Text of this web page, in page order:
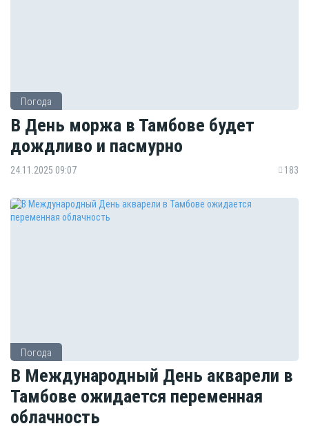
Погода
В День моржа в Тамбове будет
дождливо и пасмурно
24.11.2025 09:07 183
Погода
В Международный День акварели в
Тамбове ожидается переменная
облачность